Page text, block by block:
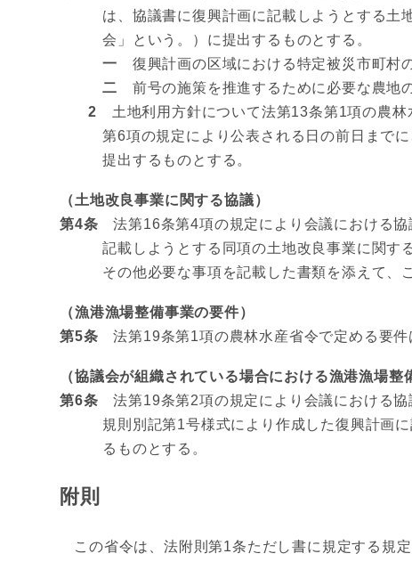
は、協議書に復興計画に記載しようとする土
会」という。）に提出するものとする。
一 復興計画の区域における特定被災市町村
二 前号の施策を推進するために必要な農地
2 土地利用方針について法第13条第1項の農林
第6項の規定により公表される日の前日まで
提出するものとする。
（土地改良事業に関する協議）
第4条 法第16条第4項の規定により会議における協
記載しようとする同項の土地改良事業に関
その他必要な事項を記載した書類を添えて、
（漁港漁場整備事業の要件）
第5条 法第19条第1項の農林水産省令で定める要件
（協議会が組織されている場合における漁港漁場整
第6条 法第19条第2項の規定により会議における協
規則別記第1号様式により作成した復興計画
るものとする。
附則
この省令は、法附則第1条ただし書に規定する規